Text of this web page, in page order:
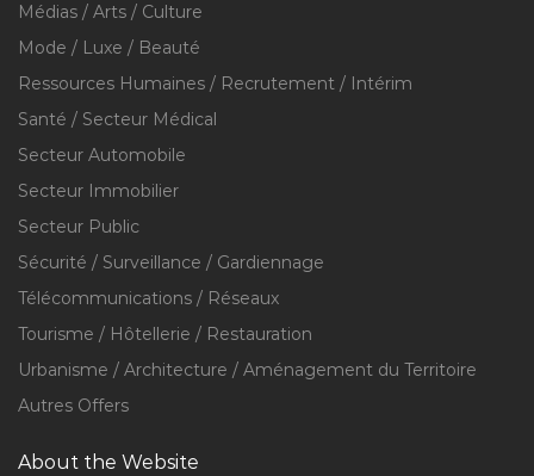
Médias / Arts / Culture
Mode / Luxe / Beauté
Ressources Humaines / Recrutement / Intérim
Santé / Secteur Médical
Secteur Automobile
Secteur Immobilier
Secteur Public
Sécurité / Surveillance / Gardiennage
Télécommunications / Réseaux
Tourisme / Hôtellerie / Restauration
Urbanisme / Architecture / Aménagement du Territoire
Autres Offers
About the Website